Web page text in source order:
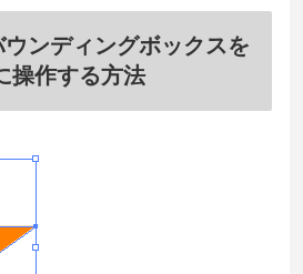
ンディングボックスを
操作する方法